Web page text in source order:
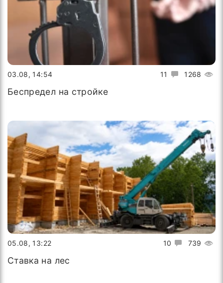
11 1268
03.08, 14:54
Беспредел на стройке
10 739
05.08, 13:22
Ставка на лес